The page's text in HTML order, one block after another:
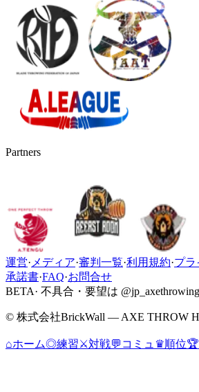
Partners
運営· メディア·審判一覧·利用規約·プラ
承諾書·FAQ·お問合せ
BETA· 不具合・要望は @jp_axethrowing
© 株式会社BrickWall — AXE THROW
⌂ホーム◎練習⚔対戦💬 コミュ ♛順位🏆